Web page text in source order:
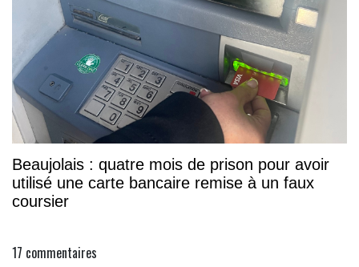
Beaujolais : quatre mois de prison pour avoir
utilisé une carte bancaire remise à un faux
coursier
17 commentaires